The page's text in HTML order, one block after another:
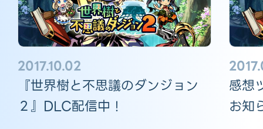
2017.10.02
『世界樹と不思議のダンジョン
２』DLC配信中！
感想
お知